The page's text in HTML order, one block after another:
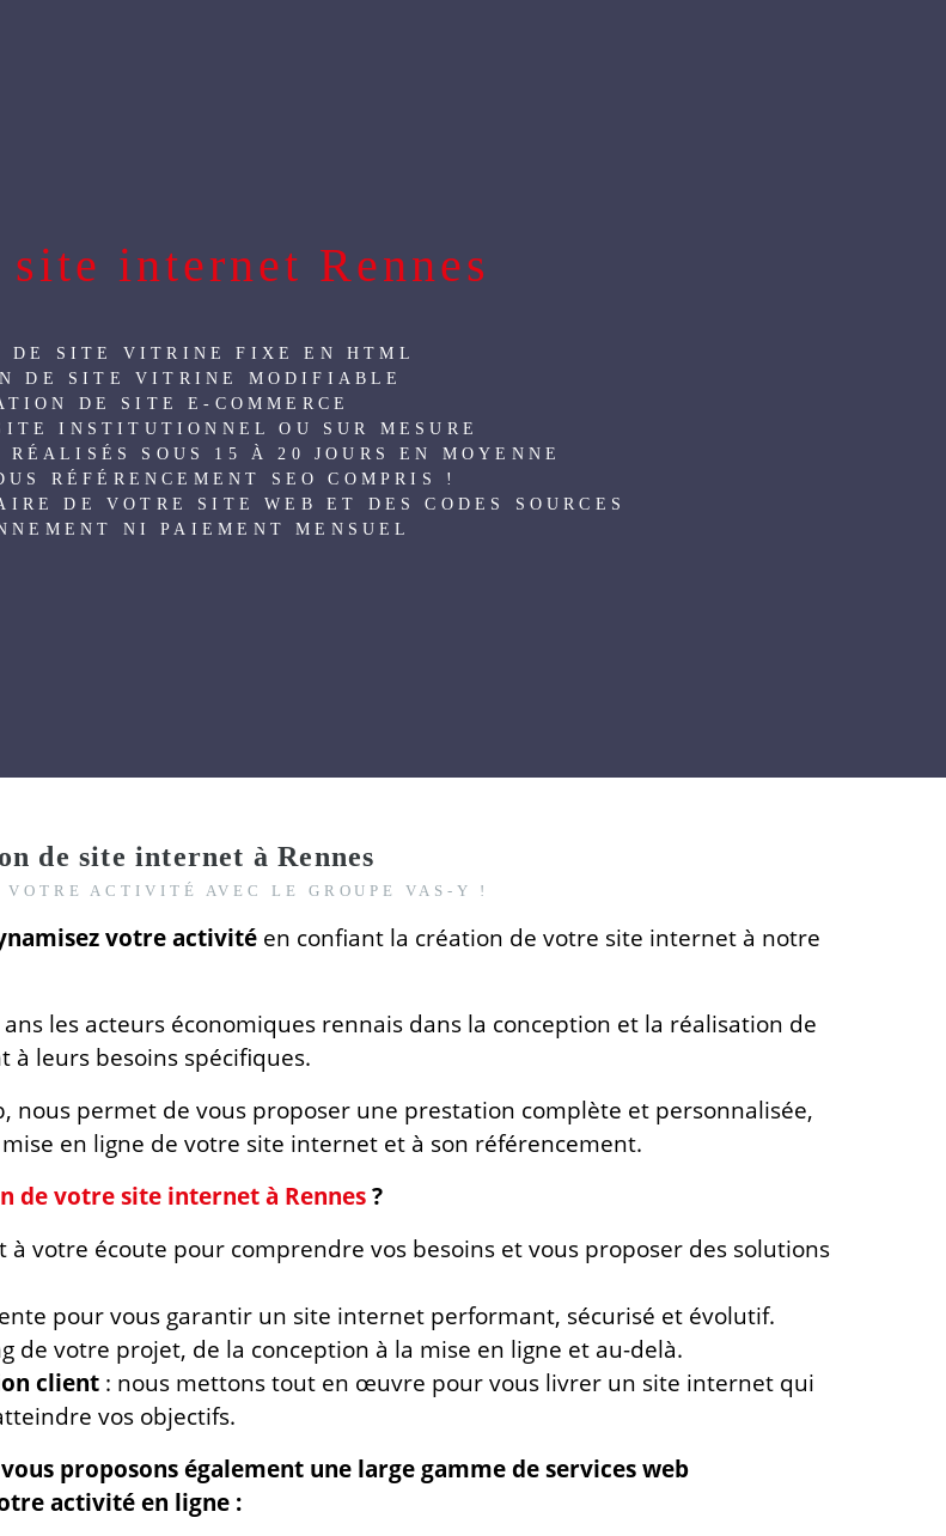
internet Rennes
DE SITE VITRINE FIXE EN HTML
DE SITE VITRINE MODIFIABLE
DE SITE E-COMMERCE
INSTITUTIONNEL OU SUR MESURE
SOUS 15 À 20 JOURS EN MOYENNE
RÉFÉRENCEMENT SEO COMPRIS !
DE VOTRE SITE WEB ET DES CODES SOURCES
NI PAIEMENT MENSUEL
de site internet à Rennes
VOTRE ACTIVITÉ AVEC LE GROUPE VAS-Y !
votre activité en confiant la création de votre site internet à notre
les acteurs économiques rennais dans la conception et la réalisation de
leurs besoins spécifiques.
nous permet de vous proposer une prestation complète et personnalisée,
en ligne de votre site internet et à son référencement.
de votre site internet à Rennes ?
à votre écoute pour comprendre vos besoins et vous proposer des solutions
pour vous garantir un site internet performant, sécurisé et évolutif.
de votre projet, de la conception à la mise en ligne et au-delà.
client : nous mettons tout en œuvre pour vous livrer un site internet qui
vos objectifs.
proposons également une large gamme de services web
activité en ligne :